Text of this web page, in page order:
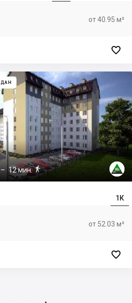
от 40.95 м²

– 12 мин.
1К
от 52.03 м²
